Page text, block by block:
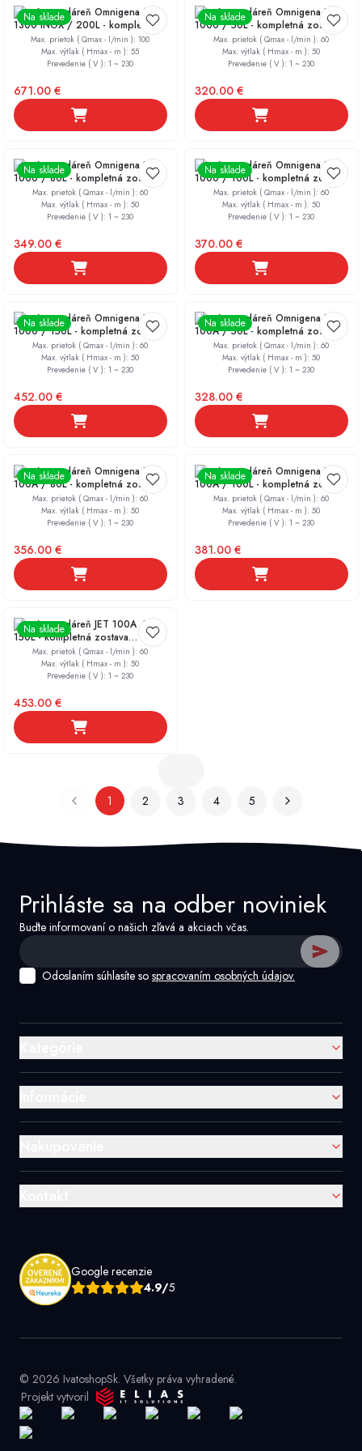
Na sklade
Domáca vodáreň Omnigena MH
1300 INOX / 200L - kompletná
zostava Hydrostop
Max. prietok ( Qmax - l/min ):100
Max. výtlak ( Hmax - m ):55
Prevedenie ( V ):1 ~ 230
671.00 €
Na sklade
Domáca vodáreň Omnigena JY
1000 / 50L - kompletná zostava
SPINMax. prietok ( Qmax - l/min ):60
Max. výtlak ( Hmax - m ):50
Prevedenie ( V ):1 ~ 230
320.00€
Na sklade
Domáca vodáreň Omnigena JY
1000 / 80L - kompletná zostava
Hydrostop
Max. prietok ( Qmax - l/min ):60
Max. výtlak ( Hmax - m ):50
Prevedenie ( V ):1 ~ 230
349.00 €
Na sklade
Domáca vodáreň Omnigena JY
1000 / 100L - kompletná zostava
Hydrostop
Max. prietok ( Qmax - l/min ):60
Max. výtlak ( Hmax - m ):50
Prevedenie ( V ):1 ~ 230
370.00€
Na sklade
Domáca vodáreň Omnigena JY
1000 / 150L - kompletná zostava
Hydrostop
Max. prietok ( Qmax - l/min ):60
Max. výtlak ( Hmax - m ):50
Prevedenie ( V ):1 ~ 230
452.00 €
Na sklade
Domáca vodáreň Omnigena JET
100A / 50L - kompletná zostava
Hydrostop
Max. prietok ( Qmax - l/min ):60
Max. výtlak ( Hmax - m ):50
Prevedenie ( V ):1 ~ 230
328.00€
Na sklade
Domáca vodáreň Omnigena JET
100A / 80L - kompletná zostava
Hydrostop
Max. prietok ( Qmax - l/min ):60
Max. výtlak ( Hmax - m ):50
Prevedenie ( V ):1 ~ 230
356.00 €
Na sklade
Domáca vodáreň Omnigena JET
100A / 100L - kompletná zostava
Hydrostop
Max. prietok ( Qmax - l/min ):60
Max. výtlak ( Hmax - m ):50
Prevedenie ( V ):1 ~ 230
381.00€
Na sklade
Domáca vodáreň JET 100A /
150L - kompletná zostava
Hydrostop
Max. prietok ( Qmax - l/min ):60
Max. výtlak ( Hmax - m ):50
Prevedenie ( V ):1 ~ 230
453.00 €
1 2 3 4 5
Prihláste sa na odber noviniek
Buďte informovaní o našich zľavá a akciach včas.
Odoslaním súhlasíte so spracovaním osobných údajov.
Google recenzie
4.9/5
© 2026 IvatoshopSk. Všetky práva vyhradené.
Projekt vytvoril